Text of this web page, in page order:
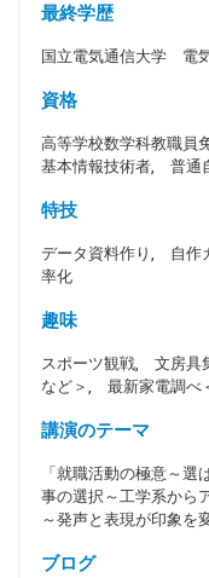
最終学歴
国立電気通信大学 電
資格
高等学校数学科教職
基本情報技術者, 普通
特技
データ資料作り, 自作
率化
趣味
スポーツ観戦, 文房具
など＞, 最新家電調べ
講演のテーマ
「就職活動の極意～
事の選択～工学系から
～発声と表現が印象を
ブログ